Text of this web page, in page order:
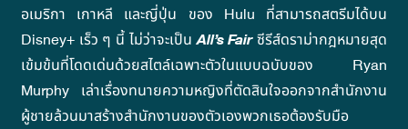
อเมริกา เกาหลี และญี่ปุ่น ของ Hulu ที่สามารถสตรีมได้บน
Disney+ เร็ว ๆ นี้ ไม่ว่าจะเป็นAll’s Fairซีรีส์ดราม่ากฎหมายสุด
เข้มข้นที่โดดเด่นด้วยสไตล์เฉพาะตัวในแบบฉบับของ Ryan
Murphy เล่าเรื่องทนายความหญิงที่ตัดสินใจออกจากสำนักงาน
ผู้ชายล้วนมาสร้างสำนักงานของตัวเองพวกเธอต้องรับมือ